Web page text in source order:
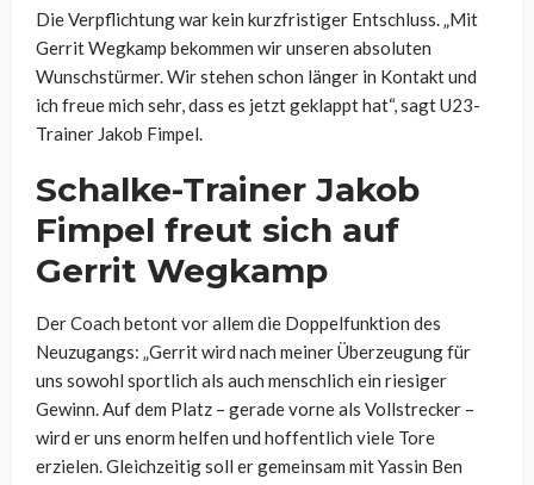
Die Verpflichtung war kein kurzfristiger Entschluss. „Mit
Gerrit Wegkamp bekommen wir unseren absoluten
Wunschstürmer. Wir stehen schon länger in Kontakt und
ich freue mich sehr, dass es jetzt geklappt hat“, sagt U23-
Trainer Jakob Fimpel.
Schalke-Trainer Jakob
Fimpel freut sich auf
Gerrit Wegkamp
Der Coach betont vor allem die Doppelfunktion des
Neuzugangs: „Gerrit wird nach meiner Überzeugung für
uns sowohl sportlich als auch menschlich ein riesiger
Gewinn. Auf dem Platz – gerade vorne als Vollstrecker –
wird er uns enorm helfen und hoffentlich viele Tore
erzielen. Gleichzeitig soll er gemeinsam mit Yassin Ben